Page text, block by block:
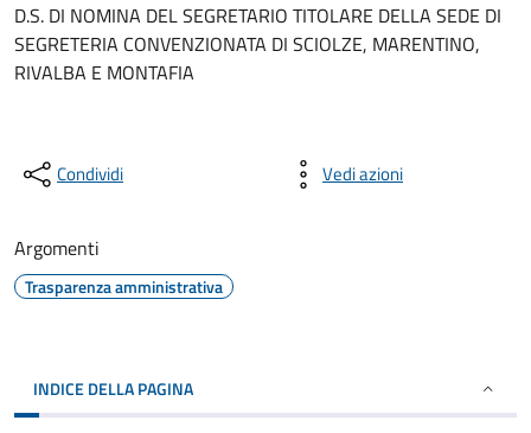
D.S. DI NOMINA DEL SEGRETARIO TITOLARE DELLA SEDE DI
SEGRETERIA CONVENZIONATA DI SCIOLZE, MARENTINO,
RIVALBA E MONTAFIA
Condividi Vedi azioni
Argomenti
Trasparenza amministrativa
INDICE DELLA PAGINA